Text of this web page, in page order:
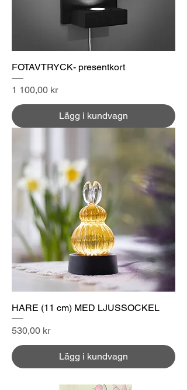
FOTAVTRYCK- presentkort
Pris
1 100,00 kr
Lägg i kundvagn
HARE (11 cm) MED LJUSSOCKEL
Pris
530,00 kr
Lägg i kundvagn